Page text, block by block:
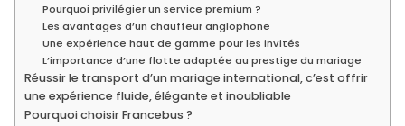
Pourquoi privilégier un service premium ?
Les avantages d’un chauffeur anglophone
Une expérience haut de gamme pour les invités
L’importance d’une flotte adaptée au prestige du mariage
Réussir le transport d’un mariage international, c’est offrir
une expérience fluide, élégante et inoubliable
Pourquoi choisir Francebus ?